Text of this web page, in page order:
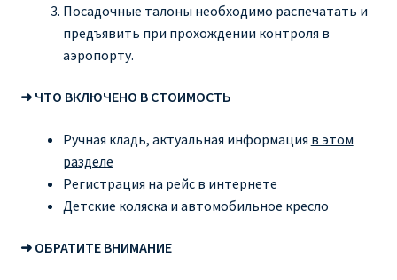
Посадочные талоны необходимо распечатать и
предъявить при прохождении контроля в
аэропорту.
➜ ЧТО ВКЛЮЧЕНО В СТОИМОСТЬ
Ручная кладь, актуальная информация в этом
разделе
Регистрация на рейс в интернете
Детские коляска и автомобильное кресло
➜ ОБРАТИТЕ ВНИМАНИЕ